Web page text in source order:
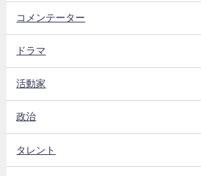
コメンテーター
ドラマ
活動家
政治
タレント